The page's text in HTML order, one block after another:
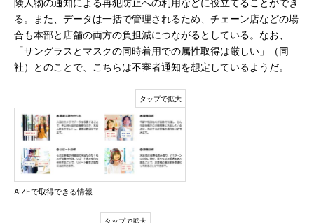
険人物の通知による再犯防止への利用などに役立てることができ
る。また、データは一括で管理されるため、チェーン店などの場
合も本部と店舗の両方の負担減につながるとしている。なお、
「サングラスとマスクの同時着用での属性取得は厳しい」（同
社）とのことで、こちらは不審者通知を想定しているようだ。
AIZEで取得できる情報